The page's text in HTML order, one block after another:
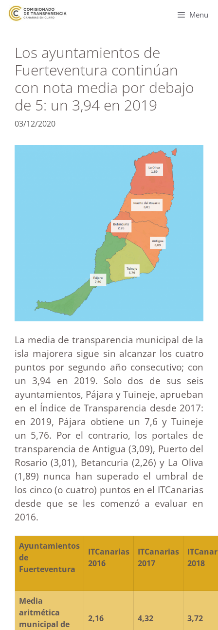
Menu
Los ayuntamientos de
Fuerteventura continúan
con nota media por debajo
de 5: un 3,94 en 2019
03/12/2020
La media de transparencia municipal de la
isla majorera sigue sin alcanzar los cuatro
puntos por segundo año consecutivo; con
un 3,94 en 2019. Solo dos de sus seis
ayuntamientos, Pájara y Tuineje, aprueban
en el Índice de Transparencia desde 2017:
en 2019, Pájara obtiene un 7,6 y Tuineje
un 5,76. Por el contrario, los portales de
transparencia de Antigua (3,09), Puerto del
Rosario (3,01), Betancuria (2,26) y La Oliva
(1,89) nunca han superado el umbral de
los cinco (o cuatro) puntos en el ITCanarias
desde que se les comenzó a evaluar en
2016.
Ayuntamientos
de
Fuerteventura
ITCanarias
2016
ITCanarias
2017
2018
Media
aritmética
municipal de
2,16 4,32 3,72